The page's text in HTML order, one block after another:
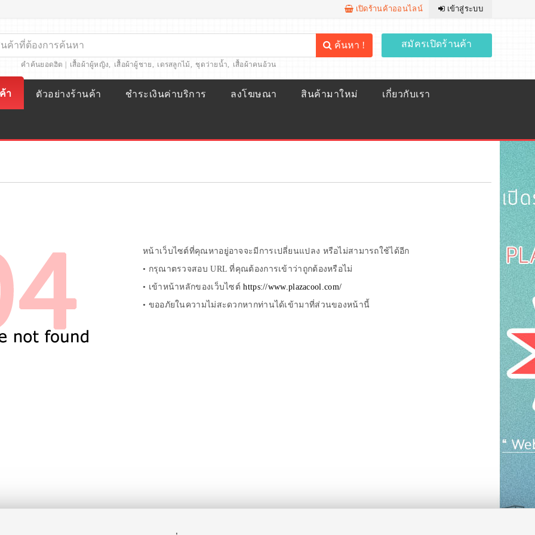
เปิดร้านค้าออนไลน์ เข้าสู่ระบบ
ค้นหา !
คำค้นยอดฮิต | เสื้อผ้าผู้หญิง, เสื้อผ้าผู้ชาย, เดรสลูกไม้, ชุดว่ายน้ำ, เสื้อผ้าคนอ้วน
สมัครเปิดร้านค้า
า ตัวอย่างร้านค้า ชำระเงินค่าบริการ ลงโฆษณา สินค้ามาใหม่ เกี่ยวกับเรา
หน้าเว็บไซต์ที่คุณหาอยู่อาจจะมีการเปลี่ยนแปลง หรือไม่สามารถใช้ได้อีก
• กรุณาตรวจสอบ URL ที่คุณต้องการเข้าว่าถูกต้องหรือไม่
• เข้าหน้าหลักของเว็บไซต์https://www.plazacool.com/
• ขออภัยในความไม่สะดวกหากท่านได้เข้ามาที่ส่วนของหน้านี้